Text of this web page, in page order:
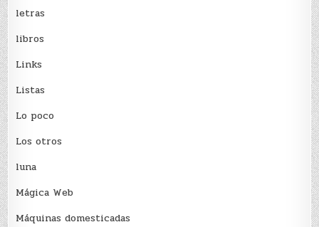
letras
libros
Links
Listas
Lo poco
Los otros
luna
Mágica Web
Máquinas domesticadas